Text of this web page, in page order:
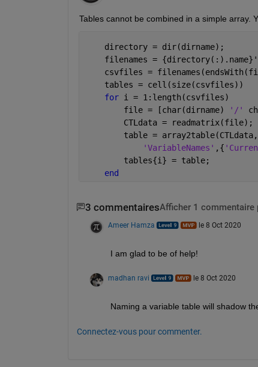
Tables cannot be combined in a simple array.
    directory = dir(dirname);
filenames =
csvfiles =
    tables = cell(size(csvfiles))
for i = 1:length(csvfiles)
        file = [char(dirname)
'/'
        CTLdata = readmatrix(file);
        table = array2table(CTLdata,
'VariableNames' ,{
        tables{i} = table;
end
3 commentairesAfficher 1 commentaire
Ameer Hamza le 8 Oct 2020
I am glad to be of help!
madhan ravi le 8 Oct 2020
Naming a variable table will shadow
Connectez-vous pour commenter.